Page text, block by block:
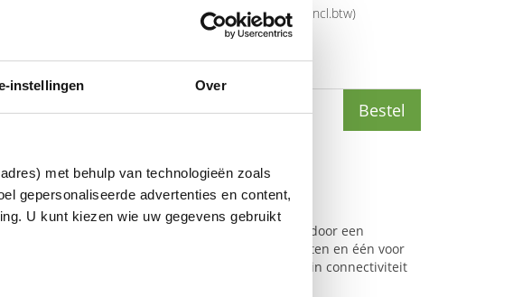
instellingen Over
met behulp van technologieën zoals
gepersonaliseerde advertenties en content,
U kunt kiezen wie uw gegevens gebruikt
124,00 (€ 150,04 incl.btw)
€77,16
Bestel
connectiviteit, die wordt gegarandeerd door een
één voor Microsoft Teams-gecertificeerde apparaten en één voor
kunt er zeker van zijn dat u de gouden standaard in connectiviteit